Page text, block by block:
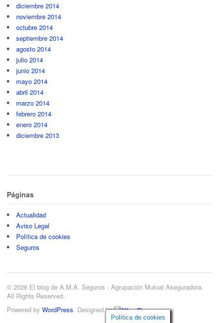
diciembre 2014
noviembre 2014
octubre 2014
septiembre 2014
agosto 2014
julio 2014
junio 2014
mayo 2014
abril 2014
marzo 2014
febrero 2014
enero 2014
diciembre 2013
Páginas
Actualidad
Aviso Legal
Política de cookies
Seguros
© 2026 El blog de A.M.A. Seguros - Agrupación Mutual Aseguradora.
All Rights Reserved.
Powered by WordPress. Designed by
Política de cookies